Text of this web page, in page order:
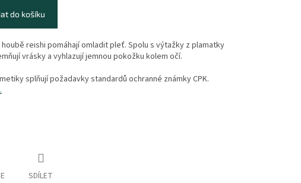
do košíku
reishi pomáhají omladit pleť. Spolu s výtažky z plamatky
vrásky a vyhlazují jemnou pokožku kolem očí.
splňují požadavky standardů ochranné známky CPK.
SDÍLET